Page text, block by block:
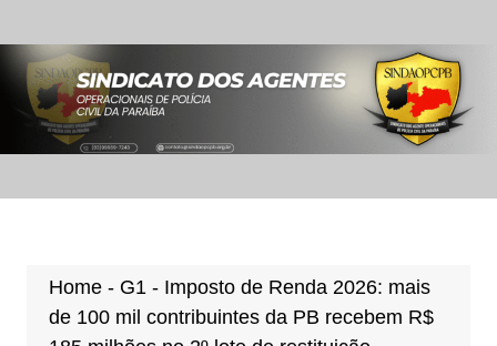
para
conteúdo
Home- G1 - Imposto de Renda 2026: mais
de 100 mil contribuintes da PB recebem R$